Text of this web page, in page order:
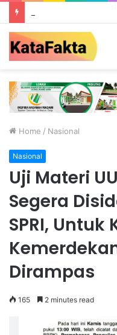
Home / Nasional
Nasional
Uji Materi
Segera
SPRI,
Dirampas
165 2 minutes read